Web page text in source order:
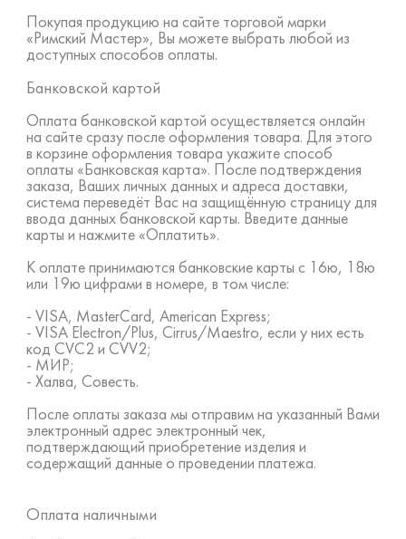
Покупая продукцию на сайте торговой марки
«Римский Мастер», Вы можете выбрать любой из
доступных способов оплаты.
Банковской картой
Оплата банковской картой осуществляется онлайн
на сайте сразу после оформления товара. Для этого
в корзине оформления товара укажите способ
оплаты «Банковская карта». После подтверждения
заказа, Ваших личных данных и адреса доставки,
система переведёт Вас на защищённую страницу для
ввода данных банковской карты. Введите данные
карты и нажмите «Оплатить».
К оплате принимаются банковские карты с 16ю, 18ю
или 19ю цифрами в номере, в том числе:
- VISA, MasterCard, American Express;
- VISA Electron/Plus, Cirrus/Maestro, если у них есть
код CVC2 и CVV2;
- МИР;
- Халва, Совесть.
После оплаты заказа мы отправим на указанный Вами
электронный адрес электронный чек,
подтверждающий приобретение изделия и
содержащий данные о проведении платежа.
Оплата наличными